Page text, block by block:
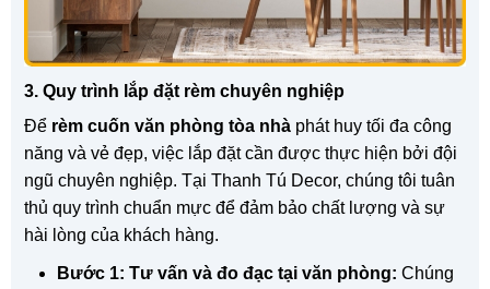
3. Quy trình lắp đặt rèm chuyên nghiệp
Để rèm cuốn văn phòng tòa nhà phát huy tối đa công
năng và vẻ đẹp, việc lắp đặt cần được thực hiện bởi đội
ngũ chuyên nghiệp. Tại Thanh Tú Decor, chúng tôi tuân
thủ quy trình chuẩn mực để đảm bảo chất lượng và sự
hài lòng của khách hàng.
Bước 1: Tư vấn và đo đạc tại văn phòng: Chúng